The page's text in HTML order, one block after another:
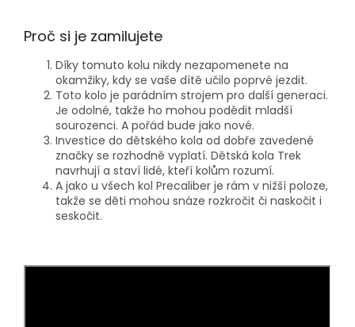
Proč si je zamilujete
Díky tomuto kolu nikdy nezapomenete na
okamžiky, kdy se vaše dítě učilo poprvé jezdit.
Toto kolo je parádním strojem pro další generaci.
Je odolné, takže ho mohou podědit mladší
sourozenci. A pořád bude jako nové.
Investice do dětského kola od dobře zavedené
značky se rozhodně vyplatí. Dětská kola Trek
navrhují a staví lidé, kteří kolům rozumí.
A jako u všech kol Precaliber je rám v nižší poloze,
takže se děti mohou snáze rozkročit či naskočit i
seskočit.